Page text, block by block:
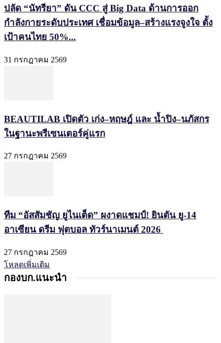
ปลัด “นัทรียา” ดัน CCC สู่ Big Data ด้านการออก
กำลังกายระดับประเทศ เชื่อมข้อมูล–สร้างแรงจูงใจ ตั้ง
เป้าคนไทย 50%...
31 กรกฎาคม 2569
BEAUTILAB เปิดตัว เก่ง–หฤษฎ์ และ น้ำปิง–นภัสกร
ในฐานะพรีเซนเตอร์คู่แรก
27 กรกฎาคม 2569
ทีม “อัสสัมชัญ ยูไนเต็ด” ผงาดแชมป์! ยินตัน ยู-14
อาเซียน ดรีม ฟุตบอล ทัวร์นาเมนต์ 2026
27 กรกฎาคม 2569
โหลดเพิ่มเติม
กองบก.แนะนำ